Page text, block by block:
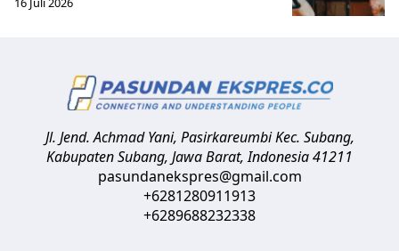
Jl. Jend. Achmad Yani, Pasirkareumbi Kec. Subang,
Kabupaten Subang, Jawa Barat,Indonesia41211
pasundanekspres@gmail.com
+6281280911913
+6289688232338